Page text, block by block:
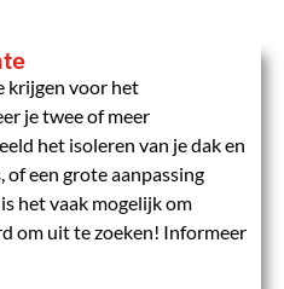
krijgen voor het
je twee of meer
het isoleren van je dak en
of een grote aanpassing
het vaak mogelijk om
om uit te zoeken! Informeer